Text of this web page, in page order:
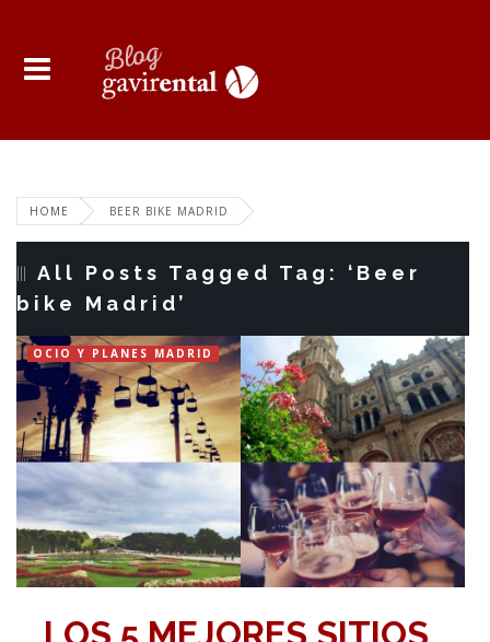
HOME BEER BIKE MADRID
All Posts Tagged Tag: ‘Beer
bike Madrid’
OCIO Y PLANES MADRID